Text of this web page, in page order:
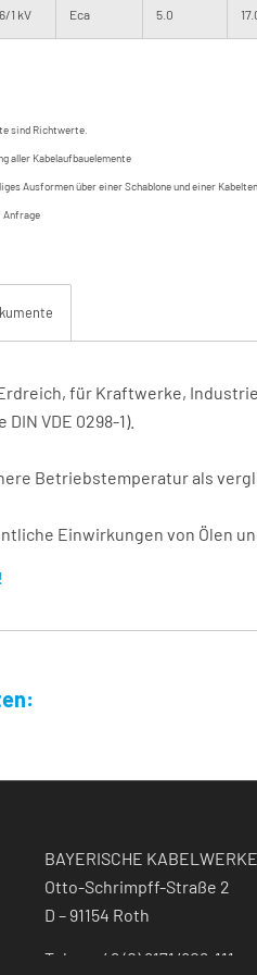
1 kV Eca 5.0
sind Richtwerte.
aller Kabelaufbauelemente
Ausformen über einer Schablone und einer
Anfrage
für Kraftwerke,
VDE 0298-1).
Betriebstemperatur als
Einwirkungen von Ölen
BAYERISCHE
Otto-Schrimpff-Straße 2
D – 91154 Roth
Tel: +49 (0) 9171/806-111